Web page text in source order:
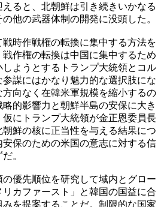
ると、北朝鮮は引き続きいかなる
他の武器体制の開発に没頭した。
時作戦権の転換に集中する方法を
作権の転換は中国に集中するため
ようとするトランプ大統領とコル
謀にはかなり魅力的な選択肢にな
方向なく在韓米軍規模を縮小するの
的影響力と朝鮮半島の安保に大き
にトランプ大統領が金正恩委員長
鮮の核に正当性を与える結果につ
保のための米国の意志に対する信
。
優先順位を研究して域内とグロー
カファースト」と韓国の国益に合
を提案することだ。制限的な国家